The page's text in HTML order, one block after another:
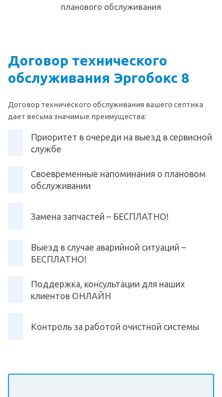
планового обслуживания
Договор технического
обслуживания Эргобокс 8
Договор технического обслуживания вашего септика
дает весьма значимые преимущества:
Приоритет в очереди на выезд в сервисной
службе
Своевременные напоминания о плановом
обслуживании
Замена запчастей – БЕСПЛАТНО!
Выезд в случае аварийной ситуаций –
БЕСПЛАТНО!
Поддержка, консультации для наших
клиентов ОНЛАЙН
Контроль за работой очистной системы